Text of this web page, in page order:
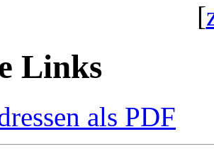
[
Links
als PDF